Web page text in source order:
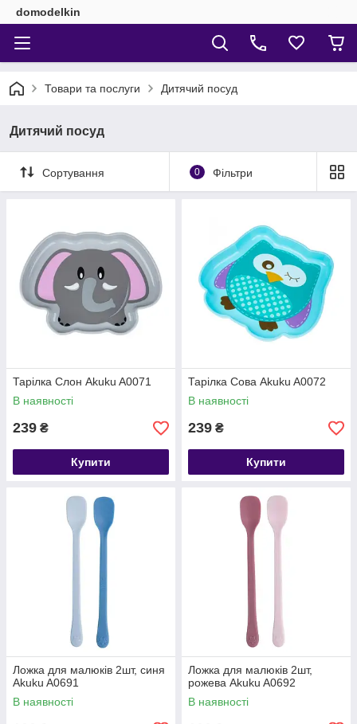
domodelkin
Товари та послуги Дитячий посуд
Дитячий посуд
Сортування 0 Фільтри
Тарілка Слон Akuku A0071
В наявності
239 ₴
Купити
Тарілка Сова Akuku A0072
В наявності
239 ₴
Купити
Ложка для малюків 2шт, синя
Akuku A0691
В наявності
Ложка для малюків 2шт,
рожева Akuku A0692
В наявності